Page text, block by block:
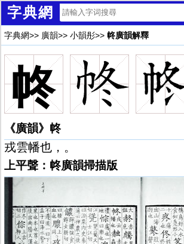
字典網
字典網>> 廣韻>> 小韻彤>> 㠽廣韻解釋
㠽
《廣韻》㠽
戎雲幡也，。
上平聲：㠽廣韻掃描版